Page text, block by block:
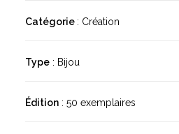
Catégorie : Création
Type : Bijou
Édition : 50 exemplaires